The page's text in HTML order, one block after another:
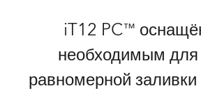
iT12 PC™
необходимым для
равномерной